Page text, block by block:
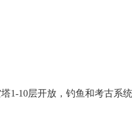
1-10层开放，钓鱼和考古系